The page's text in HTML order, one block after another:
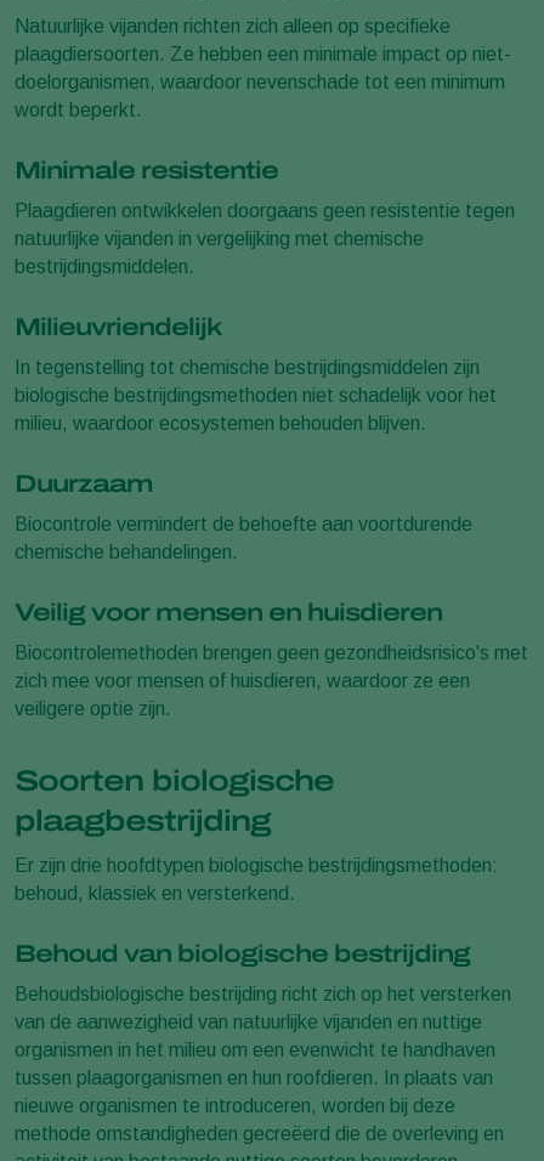
Natuurlijke vijanden richten zich alleen op specifieke
plaagdiersoorten. Ze hebben een minimale impact op niet-
doelorganismen, waardoor nevenschade tot een minimum
wordt beperkt.
Minimale resistentie
Plaagdieren ontwikkelen doorgaans geen resistentie tegen
natuurlijke vijanden in vergelijking met chemische
bestrijdingsmiddelen.
Milieuvriendelijk
In tegenstelling tot chemische bestrijdingsmiddelen zijn
biologische bestrijdingsmethoden niet schadelijk voor het
milieu, waardoor ecosystemen behouden blijven.
Duurzaam
Biocontrole vermindert de behoefte aan voortdurende
chemische behandelingen.
Veilig voor mensen en huisdieren
Biocontrolemethoden brengen geen gezondheidsrisico's met
zich mee voor mensen of huisdieren, waardoor ze een
veiligere optie zijn.
Soorten biologische
plaagbestrijding
Er zijn drie hoofdtypen biologische bestrijdingsmethoden:
behoud, klassiek en versterkend.
Behoud van biologische bestrijding
Behoudsbiologische bestrijding richt zich op het versterken
van de aanwezigheid van natuurlijke vijanden en nuttige
organismen in het milieu om een evenwicht te handhaven
tussen plaagorganismen en hun roofdieren. In plaats van
nieuwe organismen te introduceren, worden bij deze
methode omstandigheden gecreëerd die de overleving en